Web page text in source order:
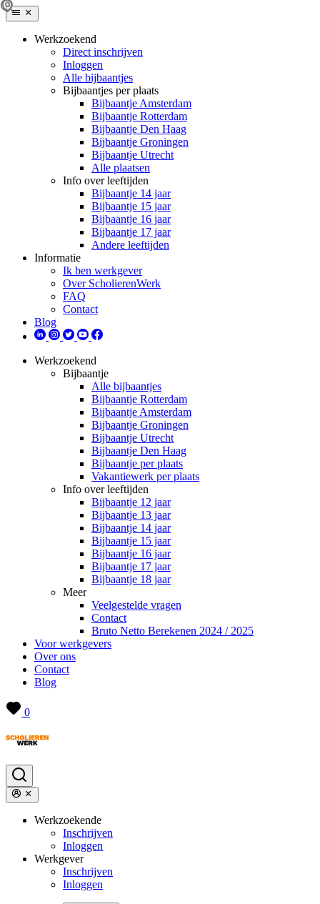
Werkzoekend
Direct inschrijven
Inloggen
Alle bijbaantjes
Bijbaantjes per plaats
Bijbaantje Amsterdam
Bijbaantje Rotterdam
Bijbaantje Den Haag
Bijbaantje Groningen
Bijbaantje Utrecht
Alle plaatsen
Info over leeftijden
Bijbaantje 14 jaar
Bijbaantje 15 jaar
Bijbaantje 16 jaar
Bijbaantje 17 jaar
Andere leeftijden
Informatie
Ik ben werkgever
Over ScholierenWerk
FAQ
Contact
Blog
Werkzoekend
Bijbaantje
Alle bijbaantjes
Bijbaantje Rotterdam
Bijbaantje Amsterdam
Bijbaantje Groningen
Bijbaantje Utrecht
Bijbaantje Den Haag
Bijbaantje per plaats
Vakantiewerk per plaats
Info over leeftijden
Bijbaantje 12 jaar
Bijbaantje 13 jaar
Bijbaantje 14 jaar
Bijbaantje 15 jaar
Bijbaantje 16 jaar
Bijbaantje 17 jaar
Bijbaantje 18 jaar
Meer
Veelgestelde vragen
Contact
Bruto Netto Berekenen 2024 / 2025
Voor werkgevers
Over ons
Contact
Blog
0
Werkzoekende
Inschrijven
Inloggen
Werkgever
Inschrijven
Inloggen